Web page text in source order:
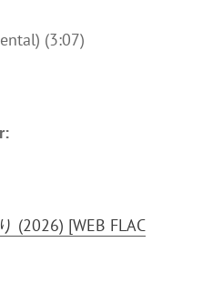
(3:07)
(2026) [WEB FLAC